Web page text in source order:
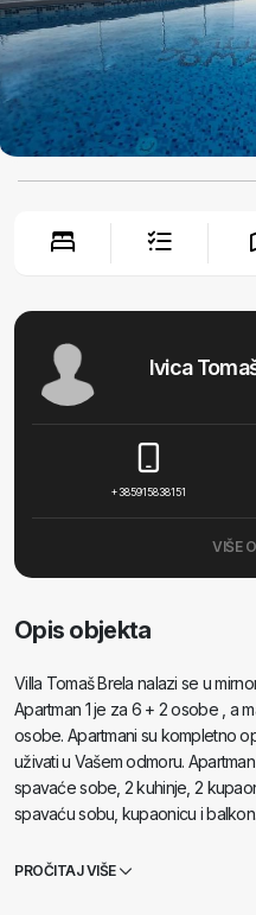
Ivica
+385915838151
VIŠE
Opis objekta
Villa Tomaš Brela nalazi se u
Apartman 1 je za 6 + 2 osobe , a
osobe. Apartmani su kompletno
uživati u Vašem odmoru.
spavaće sobe, 2 kuhinje, 2
spavaću sobu, kupaonicu i
smještaj. Plaža Podcrkavlje nalazi
PROČITAJ VIŠE